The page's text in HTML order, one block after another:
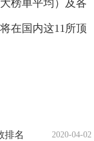
榜单平均）及各
在国内这11所顶
2020-04-02
排名